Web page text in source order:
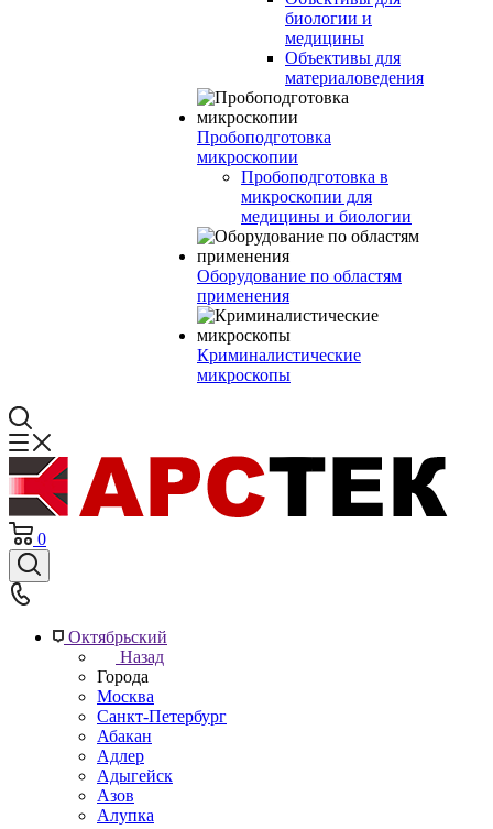
биологии и
медицины
Объективы для
материаловедения
Пробоподготовка
микроскопии
Пробоподготовка в
микроскопии для
медицины и биологии
Оборудование по областям
применения
Криминалистические
микроскопы
0
Октябрьский
Назад
Города
Москва
Санкт-Петербург
Абакан
Адлер
Адыгейск
Азов
Алупка